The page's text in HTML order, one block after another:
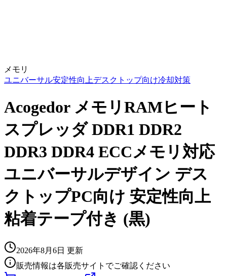
メモリ
ユニバーサル安定性向上デスクトップ向け冷却対策
Acogedor メモリRAMヒート
スプレッダ DDR1 DDR2
DDR3 DDR4 ECCメモリ対応
ユニバーサルデザイン デス
クトップPC向け 安定性向上
粘着テープ付き (黒)
2026年8月6日 更新
販売情報は各販売サイトでご確認ください